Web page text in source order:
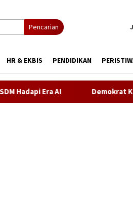
Pencarian
HR & EKBIS PENDIDIKAN
Demokrat Karawang Terus Bergerak